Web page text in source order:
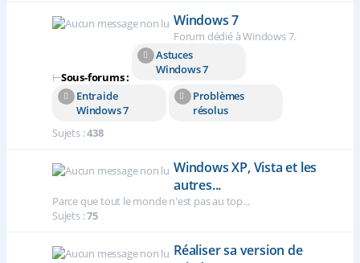
Windows 7
Forum dédié à Windows 7.
⊢Sous-forums :
Astuces
Windows 7
Entraide
Windows 7
Problèmes
résolus
Sujets :438
Windows XP, Vista et les
autres...
Parce que tout le monde n'est pas au top...
Sujets :75
Réaliser sa version de